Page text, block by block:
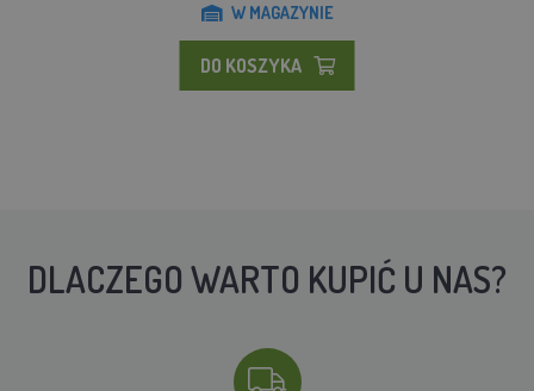
W MAGAZYNIE
DO KOSZYKA
DLACZEGO WARTO KUPIĆ U NAS?